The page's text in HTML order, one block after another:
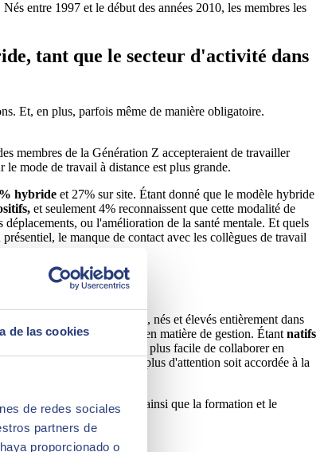
de las cookies
de redes sociales
partners de
proporcionado o
entre 1997 et le début des années 2010, les membres les
tant que le secteur d'activité dans
Et, en plus, parfois même de manière obligatoire.
membres de la Génération Z accepteraient de travailler
mode de travail à distance est plus grande.
hybride et 27% sur site. Étant donné que le modèle hybride
et seulement 4% reconnaissent que cette modalité de
ou l'amélioration de la santé mentale. Et quels
le manque de contact avec les collègues de travail
génies de la technologie, nés et élevés entièrement dans
approches différenciées en matière de gestion. Étant natifs
de la Génération Z trouve plus facile de collaborer en
Z souhaitent que plus d'attention soit accordée à la
habituelles de bureau, ainsi que la formation et le